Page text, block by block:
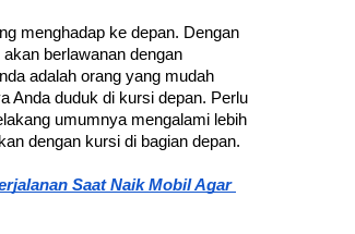
menghadap ke depan. Dengan
berlawanan dengan
adalah orang yang mudah
Anda duduk di kursi depan. Perlu
umumnya mengalami lebih
dengan kursi di bagian depan.
Saat Naik Mobil Agar